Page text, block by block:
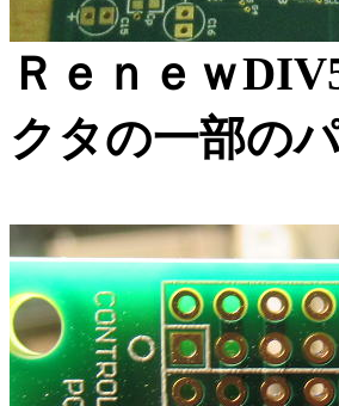
Ｒｅｎｅｗ
クタの一部の